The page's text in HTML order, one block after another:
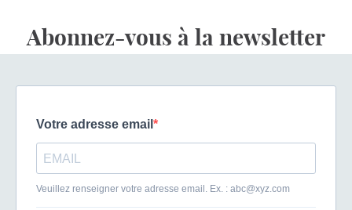
Abonnez-vous à la newsletter